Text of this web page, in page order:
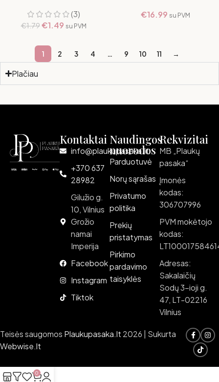
(3)
€1.79€1.49 su PVM
€16.99 su PVM
1 2 3 4 … 9 10 11 →
Plačiau
Kontaktai
info@plaukupasaka.lt
+370 637
28982
Gilužio g.
10, Vilnius
Grožio
namai
Imperija
Facebook
Instagram
Tiktok
Naudingos
nuorodos
Parduotuvė
Norų sąrašas
Privatumo
politika
Prekių
pristatymas
Pirkimo
pardavimo
taisyklės
Rekvizitai
MB „Plaukų
pasaka“
Įmonės
kodas:
306707996
PVM mokėtojo
kodas:
Adresas:
Sakalaičių
Sodų 3-ioji g.
47, LT-02216
Vilnius
Teisės saugomos Plaukupasaka.lt 2026 | Sukurta
Webwise.lt
0